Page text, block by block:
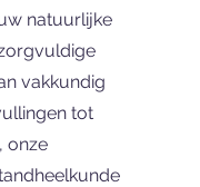
natuurlijke
vakkundig
tot
onze